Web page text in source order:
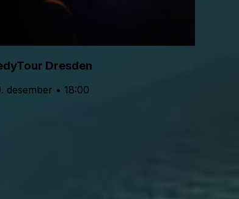
Dresden
desember • 18:00